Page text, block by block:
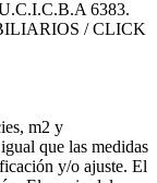
6383.
/ CLICK
m2 y
que las medidas
y/o ajuste. El